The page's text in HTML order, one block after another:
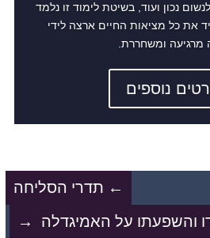
נכון ועוד, בשיטת לימוד זו נלמד
את כל מציאות החיים ארצה לידי
מרגיעה ומשחררת.
נוספים
← תדרי הסליחה
והשפעתו על האמיגדלה →